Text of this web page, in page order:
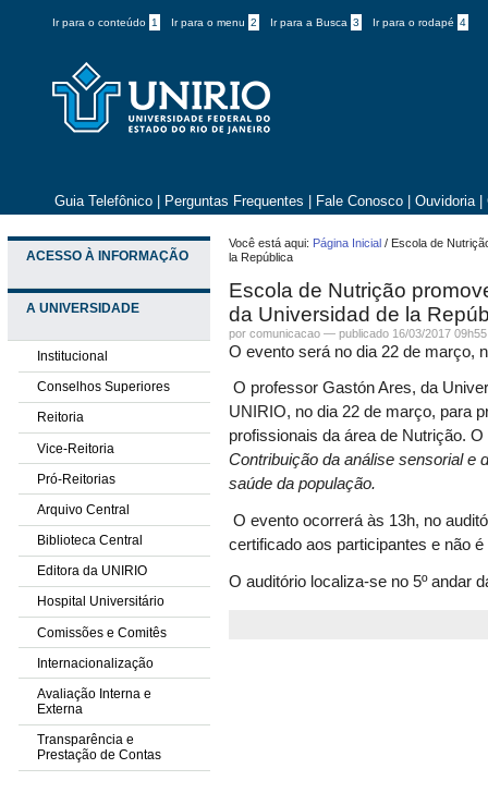
Ir para o conteúdo 1 Ir para o menu 2 Ir para a Busca 3 Ir para o rodapé 4
Guia Telefônico Perguntas Frequentes Fale Conosco Ouvidoria
ACESSO À INFORMAÇÃO
A UNIVERSIDADE
Institucional
Conselhos Superiores
Reitoria
Vice-Reitoria
Pró-Reitorias
Arquivo Central
Biblioteca Central
Editora da UNIRIO
Hospital Universitário
Comissões e Comitês
Internacionalização
Avaliação Interna e
Externa
Transparência e
Prestação de Contas
Você está aqui: Página Inicial / Escola de
la República
Escola de Nutrição
da Universidad de la
por comunicacao —publicado 16/03/2017
O evento será no dia 22 de março,
O professorGastón Ares, da
UNIRIO, no dia 22 de março, para
profissionais da área de Nutrição.
Contribuição da análise sensorial e
saúde da população.
O eventoocorreráàs 13h, no
certificado aos participantes e não
O auditório localiza-se no 5º andar